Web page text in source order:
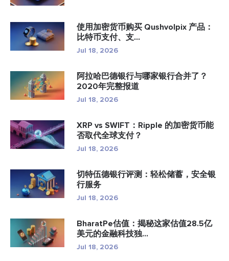
使用加密货币购买 Qushvolpix 产品：
比特币支付、支...
Jul 18, 2026
阿拉哈巴德银行与哪家银行合并了？
2020年完整报道
Jul 18, 2026
XRP vs SWIFT：Ripple 的加密货币能
否取代全球支付？
Jul 18, 2026
切特伍德银行评测：轻松储蓄，安全银
行服务
Jul 18, 2026
BharatPe估值：揭秘这家估值28.5亿
美元的金融科技独...
Jul 18, 2026